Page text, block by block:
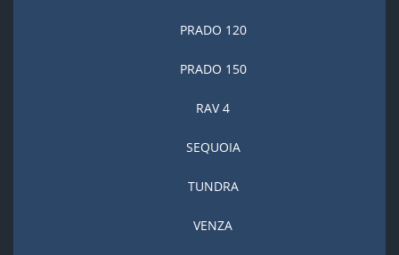
PRADO 120
PRADO 150
RAV 4
SEQUOIA
TUNDRA
VENZA